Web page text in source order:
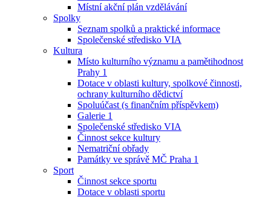
Místní akční plán vzdělávání
Spolky
Seznam spolků a praktické informace
Společenské středisko VIA
Kultura
Místo kulturního významu a pamětihodnost
Prahy 1
Dotace v oblasti kultury, spolkové činnosti,
ochrany kulturního dědictví
Spoluúčast (s finančním příspěvkem)
Galerie 1
Společenské středisko VIA
Činnost sekce kultury
Nematriční obřady
Památky ve správě MČ Praha 1
Sport
Činnost sekce sportu
Dotace v oblasti sportu